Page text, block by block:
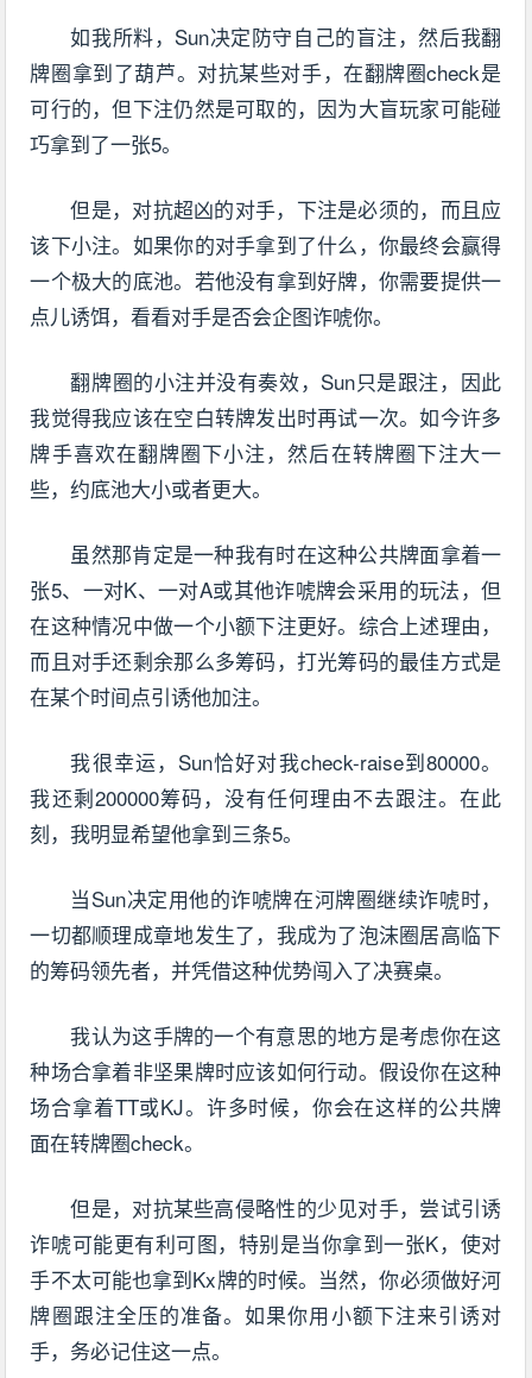
如我所料，Sun决定防守自己的盲注，然后我翻
牌圈拿到了葫芦。对抗某些对手，在翻牌圈check是
可行的，但下注仍然是可取的，因为大盲玩家可能碰
巧拿到了一张5。
但是，对抗超凶的对手，下注是必须的，而且应
该下小注。如果你的对手拿到了什么，你最终会赢得
一个极大的底池。若他没有拿到好牌，你需要提供一
点儿诱饵，看看对手是否会企图诈唬你。
翻牌圈的小注并没有奏效，Sun只是跟注，因此
我觉得我应该在空白转牌发出时再试一次。如今许多
牌手喜欢在翻牌圈下小注，然后在转牌圈下注大一
些，约底池大小或者更大。
虽然那肯定是一种我有时在这种公共牌面拿着一
张5、一对K、一对A或其他诈唬牌会采用的玩法，但
在这种情况中做一个小额下注更好。综合上述理由，
而且对手还剩余那么多筹码，打光筹码的最佳方式是
在某个时间点引诱他加注。
我很幸运，Sun恰好对我check-raise到80000。
我还剩200000筹码，没有任何理由不去跟注。在此
刻，我明显希望他拿到三条5。
当Sun决定用他的诈唬牌在河牌圈继续诈唬时，
一切都顺理成章地发生了，我成为了泡沫圈居高临下
的筹码领先者，并凭借这种优势闯入了决赛桌。
我认为这手牌的一个有意思的地方是考虑你在这
种场合拿着非坚果牌时应该如何行动。假设你在这种
场合拿着TT或KJ。许多时候，你会在这样的公共牌
面在转牌圈check。
但是，对抗某些高侵略性的少见对手，尝试引诱
诈唬可能更有利可图，特别是当你拿到一张K，使对
手不太可能也拿到Kx牌的时候。当然，你必须做好河
牌圈跟注全压的准备。如果你用小额下注来引诱对
手，务必记住这一点。